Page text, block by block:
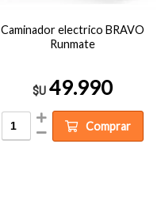
Caminador electrico BRAVO
Runmate
$U 49.990
Comprar